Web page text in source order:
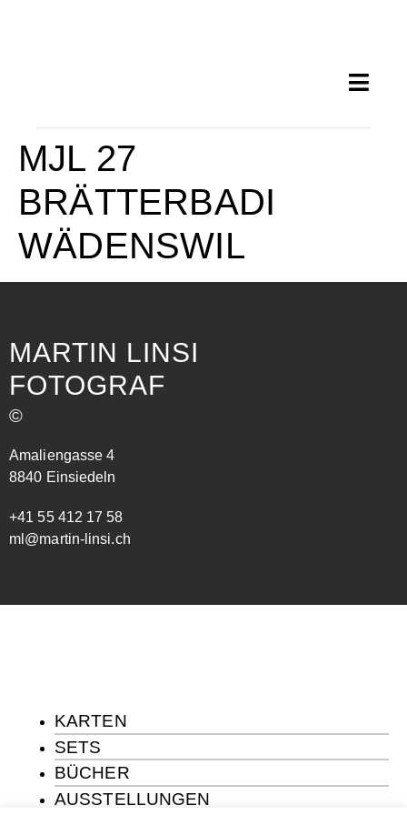
MJL 27
BRÄTTERBADI
WÄDENSWIL
MARTIN LINSI
FOTOGRAF
©
Amaliengasse 4
8840 Einsiedeln
+41 55 412 17 58
ml@martin-linsi.ch
KARTEN
SETS
BÜCHER
AUSSTELLUNGEN